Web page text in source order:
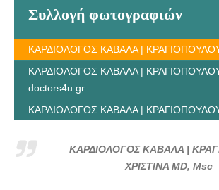
Συλλογή φωτογραφιών
ΚΑΡΔΙΟΛΟΓΟΣ ΚΑΒΑΛΑ |
ΚΑΡΔΙΟΛΟΓΟΣ ΚΑΒΑΛΑ |
doctors4u.gr
ΚΑΡΔΙΟΛΟΓΟΣ ΚΑΒΑΛΑ |
ΚΑΡΔΙΟΛΟΓΟΣ ΚΑΒΑΛΑ | ΚΡΑΓΙΟΠΟΥΛΟΥ
ΚΑΡΔΙΟΛΟΓΟΣ ΚΑΒΑΛΑ |
ΧΡΙΣΤΙΝΑ MD, Msc